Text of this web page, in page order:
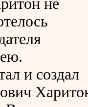
не
и создал